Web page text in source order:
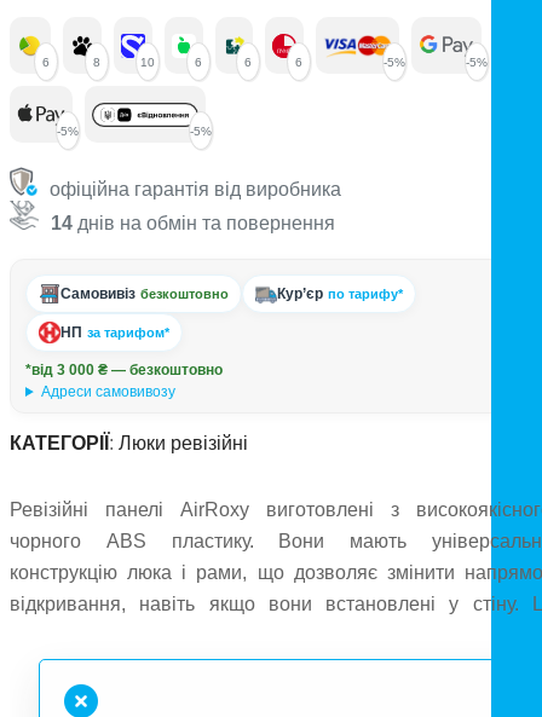
6 8 10 6 6 6 -5% -5%
-5% -5%
офіційна гарантія від виробника
14 днів на обмін та повернення
Самовивіз безкоштовно Кур’єр по тарифу*
НП за тарифом*
*від 3 000 ₴ — безкоштовно
Адреси самовивозу
КАТЕГОРІЇ : Люки ревізійні
Ревізійні панелі AirRoxy виготовлені з
чорного ABS пластику. Вони мають
конструкцію люка і рами, що дозволяє змінити
відкривання, навіть якщо вони встановлені у стіну.
систем та використовуються там, де необхідний
доступ до пристроїв, розташованих у санітарних